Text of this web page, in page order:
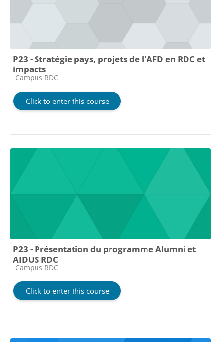
P23 - Stratégie pays, projets de l'AFD en RDC et
impacts
Course category
Campus RDC
Click to enter this course
P23 - Présentation du programme Alumni et
AIDUS RDC
Course category
Campus RDC
Click to enter this course